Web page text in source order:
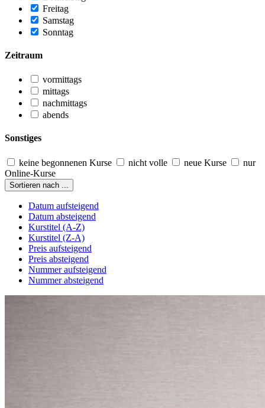
Freitag
Samstag
Sonntag
Zeitraum
vormittags
mittags
nachmittags
abends
Sonstiges
keine begonnenen Kurse nicht volle neue Kurse
nur
Online-Kurse
Sortieren nach ...
Datum aufsteigend
Datum absteigend
Kurstitel (A-Z)
Kurstitel (Z-A)
Preis aufsteigend
Preis absteigend
Nummer aufsteigend
Nummer absteigend